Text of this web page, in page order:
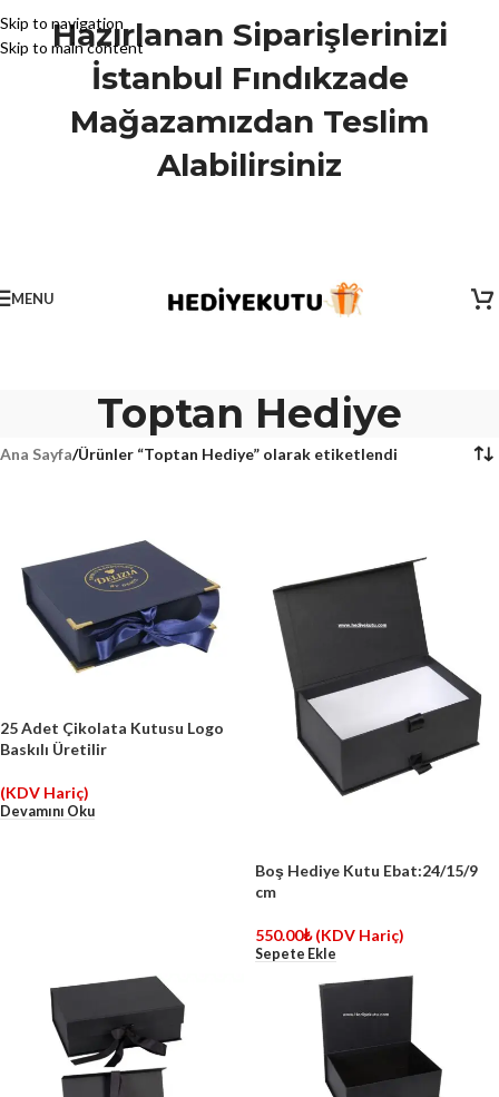
Skip to navigation
Skip to main content
Hazırlanan Siparişlerinizi
İstanbul Fındıkzade
Mağazamızdan Teslim
Alabilirsiniz
MENU
Toptan Hediye
Ana Sayfa/Ürünler “Toptan Hediye” olarak etiketlendi
25 Adet Çikolata Kutusu Logo
Baskılı Üretilir
(KDV Hariç)
Devamını Oku
Boş Hediye Kutu Ebat:24/15/9
cm
550.00₺ (KDV Hariç)
Sepete Ekle